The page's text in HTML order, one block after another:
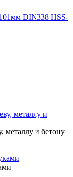
DIN338 HSS-
металлу и бетону